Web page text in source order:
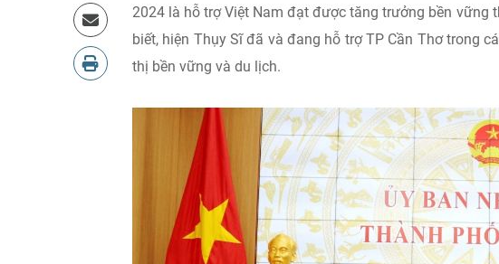
2024 là hỗ trợ Việt Nam đạt được tăng trưởng bền vững
biết, hiện Thụy Sĩ đã và đang hỗ trợ TP Cần Thơ trong
thị bền vững và du lịch.